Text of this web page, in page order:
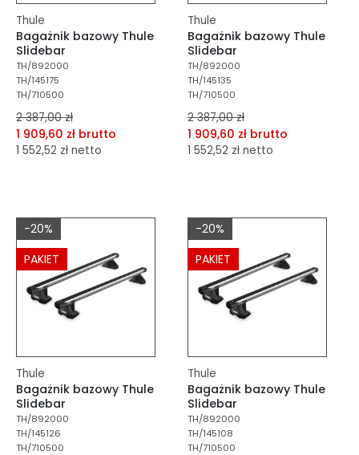
Thule
Bagażnik bazowy Thule
Slidebar
TH/892000
TH/145175
TH/710500
2 387,00 zł
1 909,60 zł brutto
1 552,52 zł netto
Do koszyka
Thule
Bagażnik bazowy Thule
Slidebar
TH/892000
TH/145135
TH/710500
2 387,00 zł
1 909,60 zł brutto
1 552,52 zł netto
Do koszyka
-20%
PAKIET
Thule
Bagażnik bazowy Thule
Slidebar
TH/892000
TH/145126
TH/710500
-20%
PAKIET
Thule
Bagażnik bazowy Thule
Slidebar
TH/892000
TH/145108
TH/710500